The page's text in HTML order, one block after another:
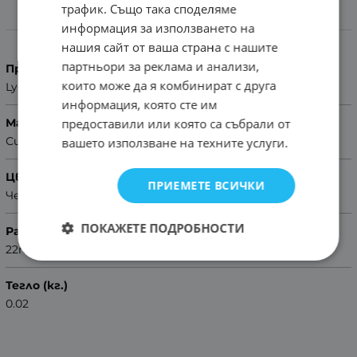
Характеристики
Производител
Lyon
Материал
Синтетика
Цвят
Черен
Размер
22mm
Тегло (кг.)
0.02
трафик. Също така споделяме
информация за използването на
нашия сайт от ваша страна с нашите
партньори за реклама и анализи,
които може да я комбинират с друга
информация, която сте им
предоставили или която са събрали от
вашето използване на техните услуги.
ПРИЕМЕТЕ ВСИЧКИ
ПОКАЖЕТЕ ПОДРОБНОСТИ